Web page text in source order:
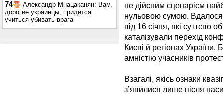
74
Александр Мнацаканян: Вам,
дорогие украинцы, придется
учиться убивать врага
не дійсним сценарієм
нульовою сумою. Вдалося
від 16 січня, які суттєво
каталізували перехід
Києві й регіонах
амністію учасників
Взагалі, якісь ознаки
з’явилися лише після